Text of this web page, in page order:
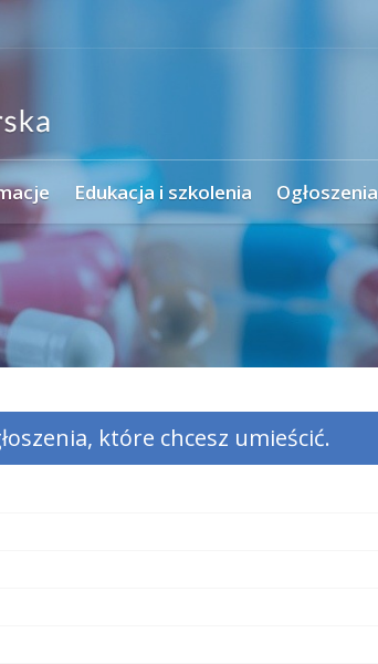
Edukacja i szkolenia Ogłoszenia
które chcesz umieścić.